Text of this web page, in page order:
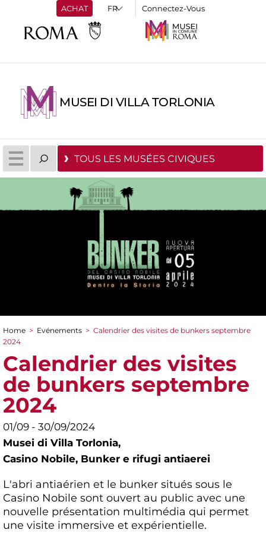
ACHAT Connectez-Vous
MUSEI DI VILLA TORLONIA
TOUS LES MUSÉES CIVIQUES
You are here
Home > Evénements > Calendrier des visites de bunkers septembre
2024
Calendrier des visites
de bunkers septembre
2024
01/09 - 30/09/2024
Musei di Villa Torlonia,
Casino Nobile, Bunker e rifugi antiaerei
L'abri antiaérien et le bunker situés sous le
Casino Nobile sont ouvert au public avec une
nouvelle présentation multimédia qui permet
une visite immersive et expérientielle.